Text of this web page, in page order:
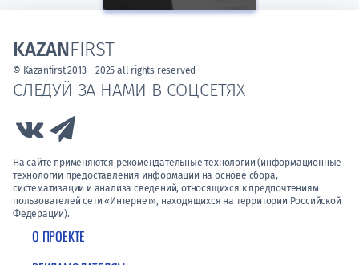
О ПРОЕКТЕ
СЛЕДУЙ ЗА НАМИ В СОЦСЕТЯХ
Link to Vk
На сайте применяются рекомендательные технологии (информационные
технологии предоставления информации на основе сбора,
систематизации и анализа сведений, относящихся к предпочтениям
пользователей сети «Интернет», находящихся на территории Российской
Федерации).
KAZANFIRST
© Kazanfirst 2013 – 2025 all rights reserved